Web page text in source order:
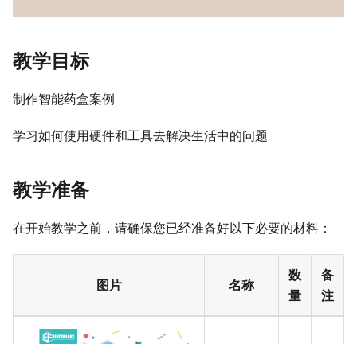
教学目标
制作智能药盒案例
学习如何使用硬件和工具去解决生活中的问题
教学准备
在开始教学之前，请确保您已经准备好以下必要的材料：
图片 名称
数
量
备
注